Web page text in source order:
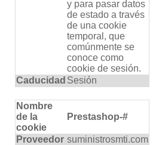
y para pasar datos
de estado a través
de una cookie
temporal, que
comúnmente se
conoce como
cookie de sesión.
Caducidad Sesión
Nombre
de la
cookie
Prestashop-#
Proveedor suministrosmti.com